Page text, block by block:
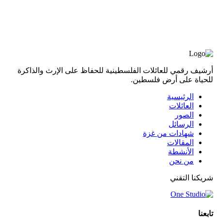
أرشيف رقمي للعائلات الفلسطينية للحفاظ على الإرث والذاكرة
للحياة على أرض فلسطين.
الرئيسية
العائلات
الصور
الرسائل
شهادات من غزة
المقالات
الأنشطة
من نحن
شريكنا التقني
تابعنا